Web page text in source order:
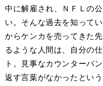
中に解雇され、ＮＦＬの
い。そんな過去を知って
からケンカを売ってきた
るような人間は、自分の
ト。見事なカウンターパ
返す言葉がなかったという